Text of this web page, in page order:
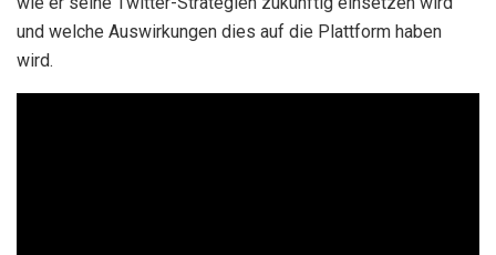
und welche Auswirkungen dies auf die Plattform haben
wird.